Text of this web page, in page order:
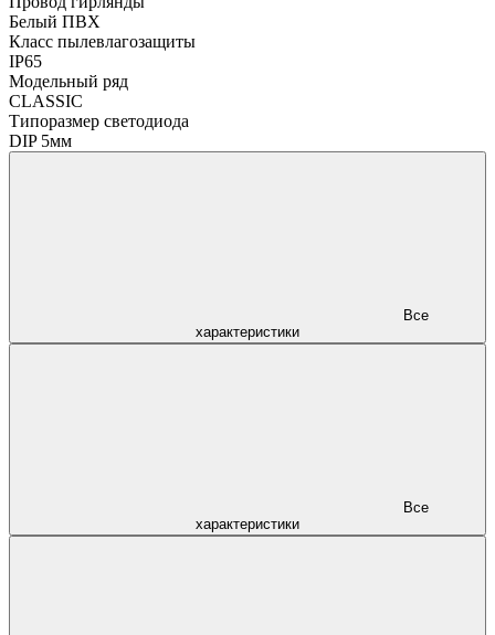
Белый ПВХ
Класс пылевлагозащиты
IP65
Модельный ряд
CLASSIC
Типоразмер светодиода
DIP 5мм
характеристики
характеристики